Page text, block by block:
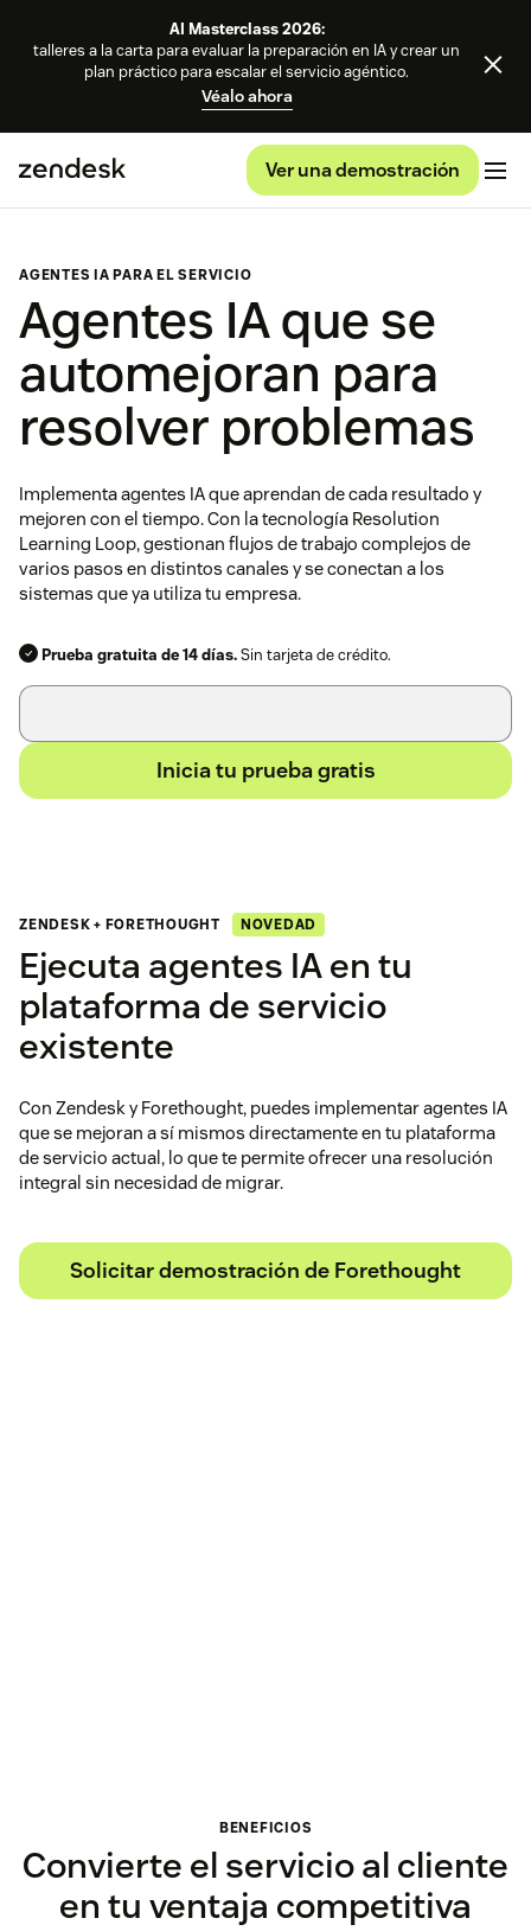
AI Masterclass 2026:
talleres a la carta para evaluar la preparación en IA y crear un
plan práctico para escalar el servicio agéntico.
Véalo ahora
Ver una demostración
AGENTES IA PARA EL SERVICIO
Agentes IA que se
automejoran para
resolver problemas
Implementa agentes IA que aprendan de cada resultado y
mejoren con el tiempo. Con la tecnología Resolution
Learning Loop, gestionan flujos de trabajo complejos de
varios pasos en distintos canales y se conectan a los
sistemas que ya utiliza tu empresa.
Prueba gratuita de 14 días.Sin tarjeta de crédito.
Inicia tu prueba gratis
ZENDESK + FORETHOUGHT NOVEDAD
Ejecuta agentes IA en tu
plataforma de servicio
existente
Con Zendesk y Forethought, puedes implementar agentes IA
que se mejoran a sí mismos directamente en tu plataforma
de servicio actual, lo que te permite ofrecer una resolución
integral sin necesidad de migrar.
Solicitar demostración de Forethought
BENEFICIOS
Convierte el servicio al cliente
en tu ventaja competitiva